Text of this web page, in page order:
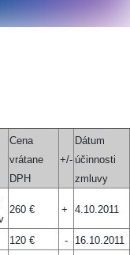
Cena
vrátane
DPH
+/-
Dátum
účinnosti
zmluvy
260 € + 4.10.2011
120 € - 16.10.2011